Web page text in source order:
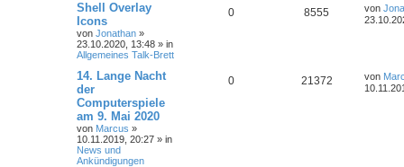
Shell Overlay
Icons
von Jonathan »
23.10.2020, 13:48 » in
Allgemeines Talk-Brett
0 8555 von
14. Lange Nacht
der
Computerspiele
am 9. Mai 2020
von Marcus »
10.11.2019, 20:27 » in
News und
Ankündigungen
0 21372 von